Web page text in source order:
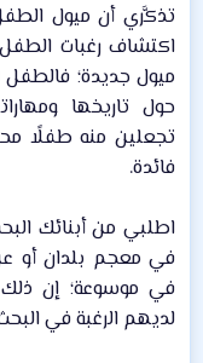
تذكَّري أن ميول
اكتشاف رغبات
ميول جديدة؛ فالطفل
حول تاريخها
تجعلين منه طفلًا
فائدة.​
اطلبي من أبنائك
في معجم بلدان أو
في موسوعة؛ إن ذلك
لديهم الرغبة في